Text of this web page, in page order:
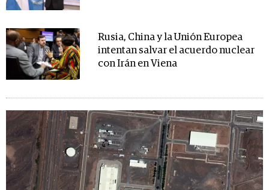
Rusia, China y la Unión Europea
intentan salvar el acuerdo nuclear
con Irán en Viena